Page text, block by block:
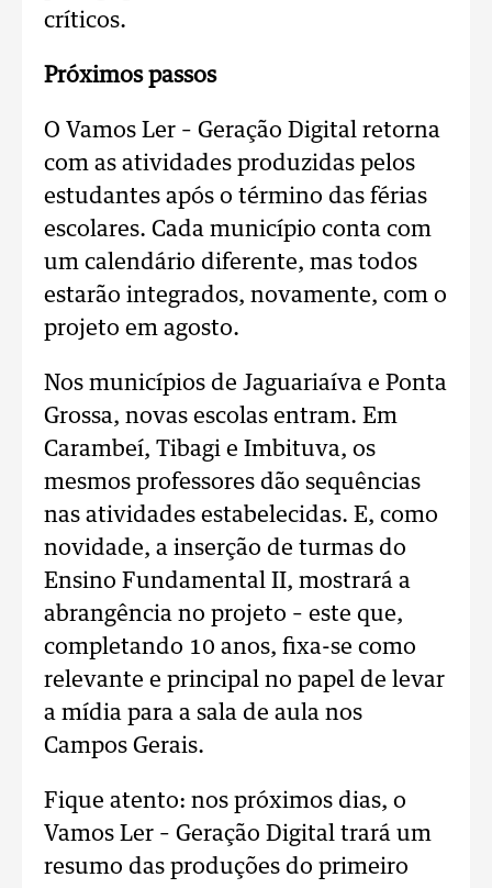
críticos.
Próximos passos
O Vamos Ler – Geração Digital retorna
com as atividades produzidas pelos
estudantes após o término das férias
escolares. Cada município conta com
um calendário diferente, mas todos
estarão integrados, novamente, com o
projeto em agosto.
Nos municípios de Jaguariaíva e Ponta
Grossa, novas escolas entram. Em
Carambeí, Tibagi e Imbituva, os
mesmos professores dão sequências
nas atividades estabelecidas. E, como
novidade, a inserção de turmas do
Ensino Fundamental II, mostrará a
abrangência no projeto – este que,
completando 10 anos, fixa-se como
relevante e principal no papel de levar
a mídia para a sala de aula nos
Campos Gerais.
Fique atento: nos próximos dias, o
Vamos Ler – Geração Digital trará um
resumo das produções do primeiro